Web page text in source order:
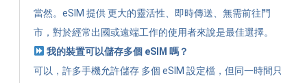
當然。eSIM 提供 更大的靈活性、即時傳送、無需前往門
市，對於經常出國或遠端工作的使用者來說是最佳選擇。
我的裝置可以儲存多個 eSIM 嗎？
可以，許多手機允許儲存 多個 eSIM 設定檔，但同一時間只